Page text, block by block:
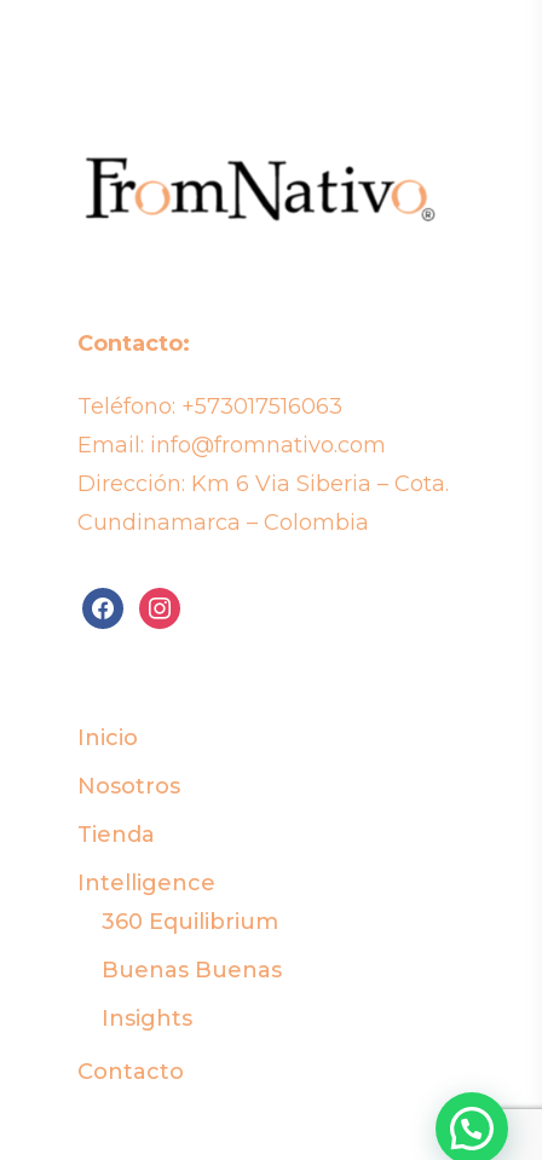
Contacto:
Teléfono: +573017516063
Email: info@fromnativo.com
Dirección: Km 6 Via Siberia – Cota.
Cundinamarca – Colombia
facebookinstagram
Inicio
Nosotros
Tienda
Intelligence
360 Equilibrium
Buenas Buenas
Insights
Contacto